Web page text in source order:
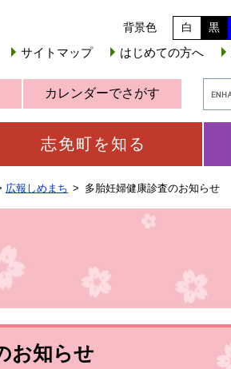
背景色 白 黒
サイトマップ はじめての方へ
カレンダーでさがす
志免町を知る
広報しめまち 多胎妊婦健康診査のお知らせ
お知らせ